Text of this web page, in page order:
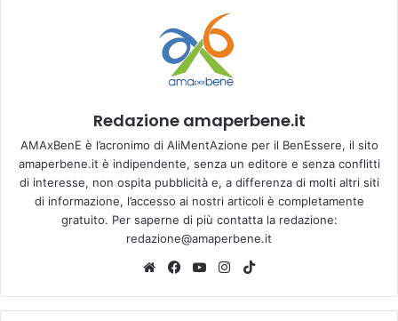
Redazione amaperbene.it
AMAxBenE è l’acronimo di AliMentAzione per il BenEssere, il sito
amaperbene.it è indipendente, senza un editore e senza conflitti
di interesse, non ospita pubblicità e, a differenza di molti altri siti
di informazione, l’accesso ai nostri articoli è completamente
gratuito. Per saperne di più contatta la redazione:
redazione@amaperbene.it
We
te
Fa
bo
Yo
Tu
Ins
ra
k